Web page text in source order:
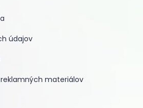
údajov
materiálov